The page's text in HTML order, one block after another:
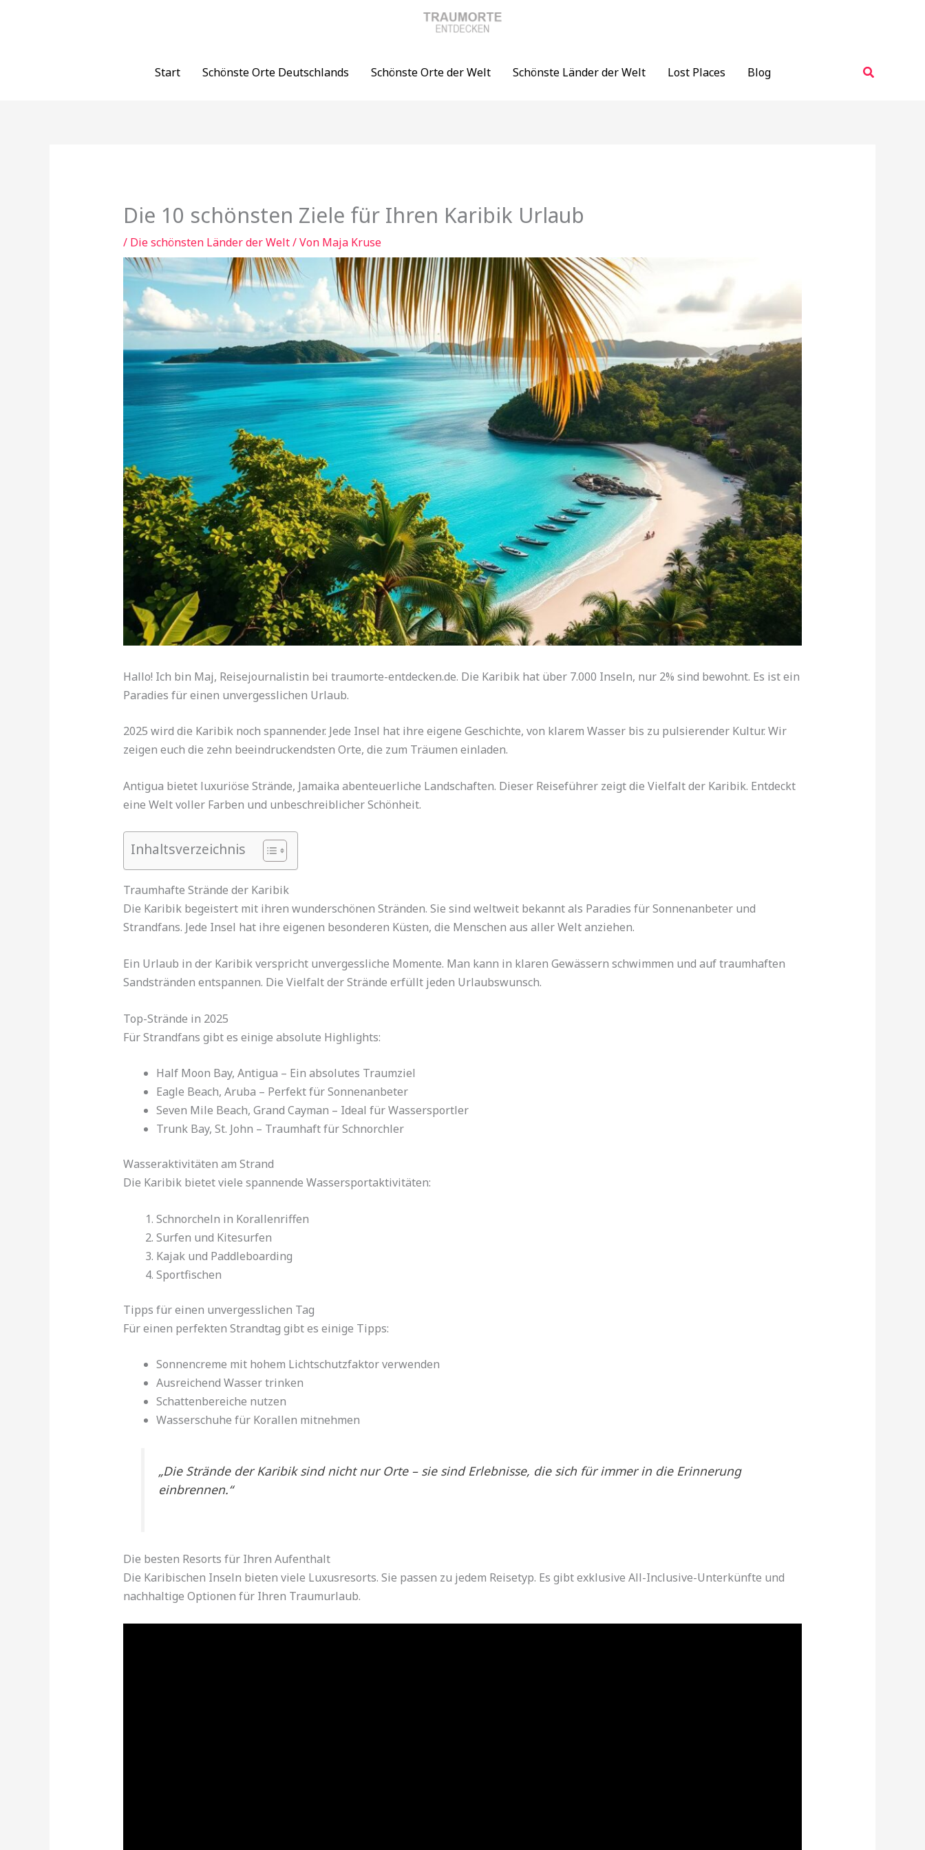
Start
Schönste Orte Deutschlands Schönste Orte der Welt Schönste Länder der Welt Lost Places Blog Suchen
Die 10 schönsten Ziele für Ihren Karibik Urlaub
/ Die schönsten Länder der Welt/ Von Maja Kruse
Hallo! Ich bin Maj, Reisejournalistin bei traumorte-entdecken.de. Die Karibik hat über 7.000 Inseln, nur 2% sind bewohnt. Es ist ein
Paradies für einen unvergesslichen Urlaub.
2025 wird die Karibik noch spannender. Jede Insel hat ihre eigene Geschichte, von klarem Wasser bis zu pulsierender Kultur. Wir
zeigen euch die zehn beeindruckendsten Orte, die zum Träumen einladen.
Antigua bietet luxuriöse Strände, Jamaika abenteuerliche Landschaften. Dieser Reiseführer zeigt die Vielfalt der Karibik. Entdeckt
eine Welt voller Farben und unbeschreiblicher Schönheit.
Inhaltsverzeichnis
Traumhafte Strände der Karibik
Die Karibik begeistert mit ihren wunderschönen Stränden. Sie sind weltweit bekannt als Paradies für Sonnenanbeter und
Strandfans. Jede Insel hat ihre eigenen besonderen Küsten, die Menschen aus aller Welt anziehen.
Ein Urlaub in der Karibik verspricht unvergessliche Momente. Man kann in klaren Gewässern schwimmen und auf traumhaften
Sandstränden entspannen. Die Vielfalt der Strände erfüllt jeden Urlaubswunsch.
Top-Strände in 2025
Für Strandfans gibt es einige absolute Highlights:
Half Moon Bay, Antigua – Ein absolutes Traumziel
Eagle Beach, Aruba – Perfekt für Sonnenanbeter
Seven Mile Beach, Grand Cayman – Ideal für Wassersportler
Trunk Bay, St. John – Traumhaft für Schnorchler
Wasseraktivitäten am Strand
Die Karibik bietet viele spannende Wassersportaktivitäten:
Schnorcheln in Korallenriffen
Surfen und Kitesurfen
Kajak und Paddleboarding
Sportfischen
Tipps für einen unvergesslichen Tag
Für einen perfekten Strandtag gibt es einige Tipps:
Sonnencreme mit hohem Lichtschutzfaktor verwenden
Ausreichend Wasser trinken
Schattenbereiche nutzen
Wasserschuhe für Korallen mitnehmen
„Die Strände der Karibik sind nicht nur Orte – sie sind Erlebnisse, die sich für immer in die Erinnerung
einbrennen.“
Die besten Resorts für Ihren Aufenthalt
Die Karibischen Inseln bieten viele Luxusresorts. Sie passen zu jedem Reisetyp. Es gibt exklusive All-Inclusive-Unterkünfte und
nachhaltige Optionen für Ihren Traumurlaub.